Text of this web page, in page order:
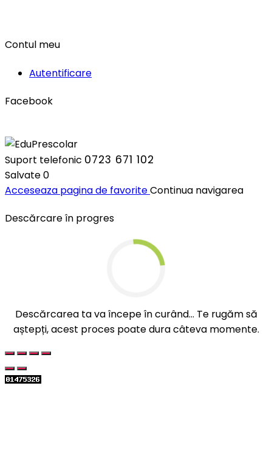
Contul meu
Autentificare
Facebook
Suport telefonic 0723 671 102
Salvate0
Acceseaza pagina de favoriteContinua navigarea
Descărcare în progres
Descărcarea ta va începe în curând... Te rugăm să
aștepți, acest proces poate dura câteva momente.